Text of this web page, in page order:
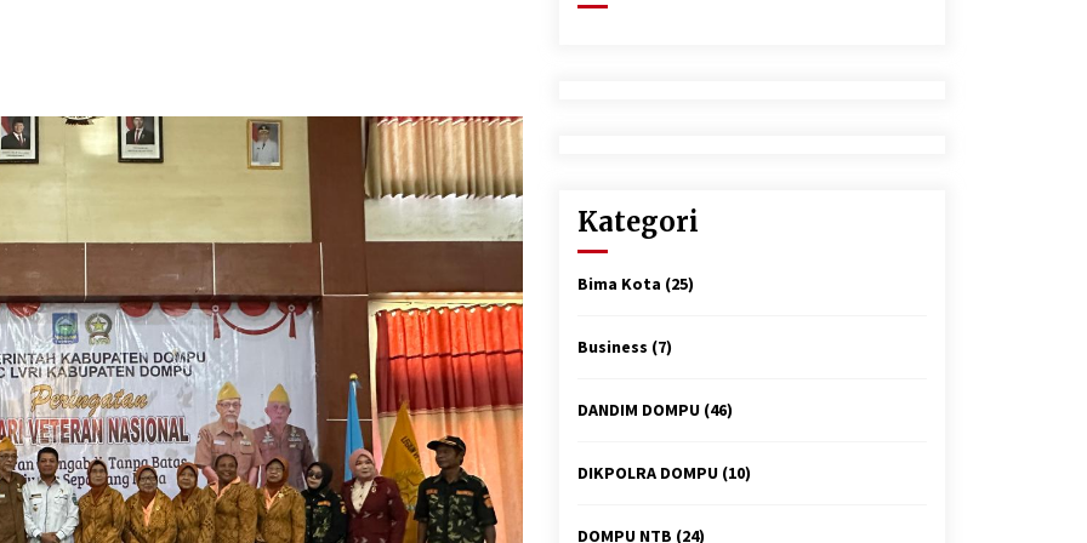
3 minggu ago
Soroti Ketidakpastian Nasib PPPK
Paruh Waktu di Tengah
Keterbatasan Fiskal Daerah
4 minggu ago
Secara Humanis, Dialog dengan PT
SMS Hasilkan Kesepakatan Awal
Demi Menjaga Harkamtibmas
1 bulan ago
Kategori
Bima Kota (25)
Business (7)
DANDIM DOMPU (46)
DIKPOLRA DOMPU (10)
DOMPU NTB (24)